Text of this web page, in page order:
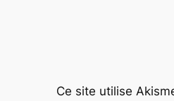
Ce site utilise